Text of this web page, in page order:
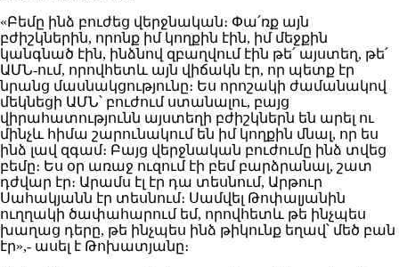
«Բեմը ինձ բուժեց վերջնական։ Փա՛ռք այն
բժիշկներին, որոնք իմ կողքին էին, իմ մեջքին
կանգնած էին, ինձնով զբաղվում էին թե՛ այստեղ, թե՛
ԱՄՆ-ում, որովհետև այն վիճակն էր, որ պետք էր
նրանց մասնակցությունը։ Ես որոշակի ժամանակով
մեկնեցի ԱՄՆ՝ բուժում ստանալու, բայց
վիրահատությունն այստեղի բժիշկներն են արել ու
մինչև հիմա շարունակում են իմ կողքին մնալ, որ ես
ինձ լավ զգամ։ Բայց վերջնական բուժումը ինձ տվեց
բեմը։ Ես օր առաջ ուզում էի բեմ բարձրանալ, շատ
դժվար էր։ Արամս էլ էր դա տեսնում, Արթուր
Սահակյանն էր տեսնում։ Սամվել Թոփալյանին
ուղղակի ծափահարում եմ, որովհետև թե ինչպես
խաղաց դերը, թե ինչպես ինձ թիկունք եղավ՝ մեծ բան
էր»,- ասել է Թոխատյանը։